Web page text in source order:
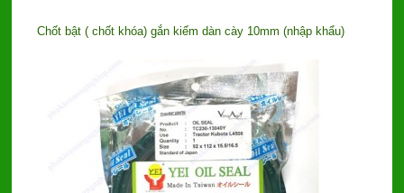
Chốt bật ( chốt khóa) gắn kiếm dàn cày 10mm (nhập khẩu)